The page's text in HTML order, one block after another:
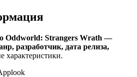
Oddworld: Strangers Wrath —
разработчик, дата релиза,
характеристики.